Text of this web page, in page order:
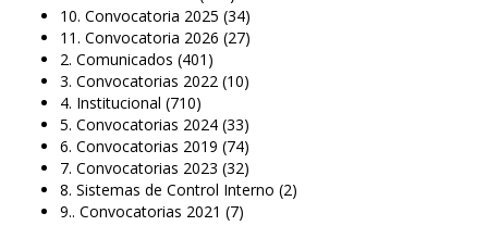
10. Convocatoria 2025 (34)
11. Convocatoria 2026 (27)
2. Comunicados (401)
3. Convocatorias 2022 (10)
4. Institucional (710)
5. Convocatorias 2024 (33)
6. Convocatorias 2019 (74)
7. Convocatorias 2023 (32)
8. Sistemas de Control Interno (2)
9.. Convocatorias 2021 (7)